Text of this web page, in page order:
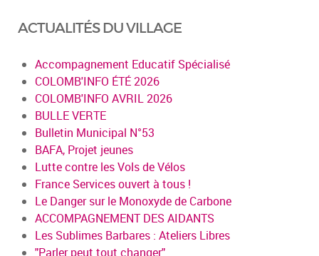
ACTUALITÉS DU VILLAGE
Accompagnement Educatif Spécialisé
COLOMB'INFO ÉTÉ 2026
COLOMB'INFO AVRIL 2026
BULLE VERTE
Bulletin Municipal N°53
BAFA, Projet jeunes
Lutte contre les Vols de Vélos
France Services ouvert à tous !
Le Danger sur le Monoxyde de Carbone
ACCOMPAGNEMENT DES AIDANTS
Les Sublimes Barbares : Ateliers Libres
"Parler peut tout changer"